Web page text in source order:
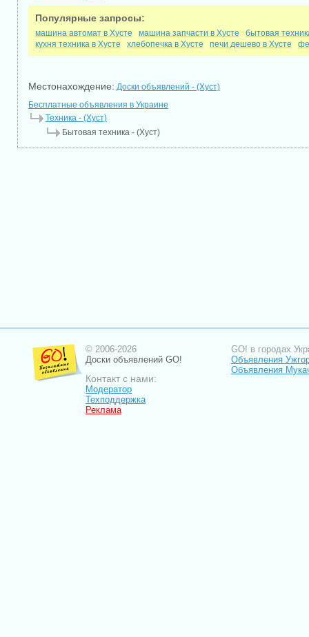
Популярные запросы:
машина автомат в Хусте машина запчасти в Хусте
бытовая
кухня техника в Хусте
хлебопечка в Хусте печи дешево в Хусте
Местонахождение: Доски объявлений - (Хуст)
Бесплатные объявления в Украине
Техника - (Хуст)
Бытовая техника - (Хуст)
© 2006-2026
Доски объявлений GO!
Контакт с нами:
Модератор
Техподдержка
Реклама
GO! в городах
Объявления
Объявления